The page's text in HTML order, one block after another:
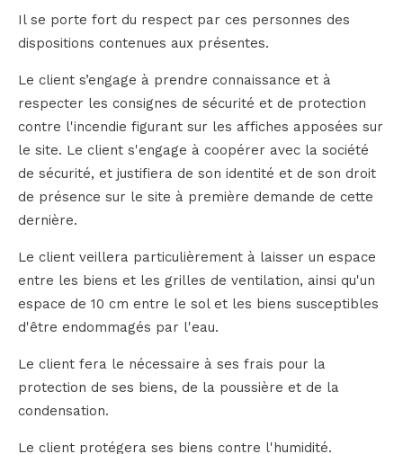
Il se porte fort du respect par ces personnes des
dispositions contenues aux présentes.
Le client s’engage à prendre connaissance et à
respecter les consignes de sécurité et de protection
contre l'incendie figurant sur les affiches apposées sur
le site. Le client s'engage à coopérer avec la société
de sécurité, et justifiera de son identité et de son droit
de présence sur le site à première demande de cette
dernière.
Le client veillera particulièrement à laisser un espace
entre les biens et les grilles de ventilation, ainsi qu'un
espace de 10 cm entre le sol et les biens susceptibles
d'être endommagés par l'eau.
Le client fera le nécessaire à ses frais pour la
protection de ses biens, de la poussière et de la
condensation.
Le client protégera ses biens contre l'humidité.